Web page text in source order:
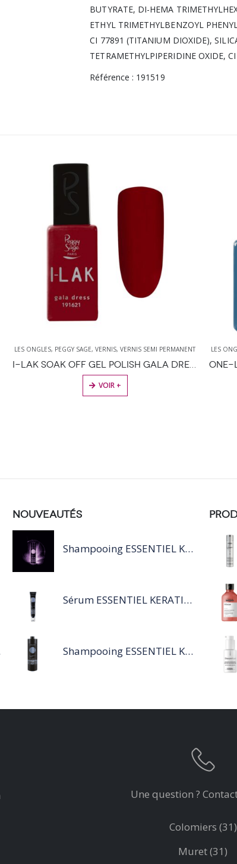
BUTYRATE, DI-HEMA
ETHYL TRIMETHYLBENZOYL
CI 77891 (TITANIUM DIOXIDE),
TETRAMETHYLPIPERIDINE OXIDE,
Référence : 191519
LES ONGLES, PEGGY SAGE, VERNIS, VERNIS SEMI PERMANENT
I-LAK SOAK OFF GEL POLISH GALA DRESS – 11ML
VOIR +
LES
NOUVEAUTÉS
Shampooing ESSENTIEL KERATIN SILVER 250ML
Sérum ESSENTIEL KERATIN SENSITIVE 40 ML
Shampooing ESSENTIEL KERATIN SENSITIVE 1L
Une question ?
Colomiers (31)
Muret (31)